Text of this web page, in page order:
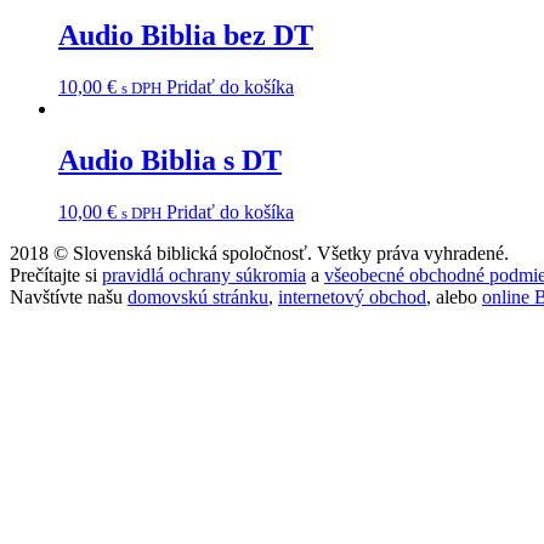
Audio Biblia bez DT
10,00 € s DPH Pridať do košíka
Audio Biblia s DT
10,00 € s DPH Pridať do košíka
2018 © Slovenská biblická spoločnosť. Všetky práva vyhradené.
Prečítajte si pravidlá ochrany súkromia a všeobecné obchodné
Navštívte našu domovskú stránku, internetový obchod, alebo online